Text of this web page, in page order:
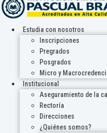
Estudia con nosotros
Inscripciones
Pregrados
Posgrados
Micro y
Institucional
Aseguramiento de la
Rectoría
Direcciones
¿Quiénes somos?